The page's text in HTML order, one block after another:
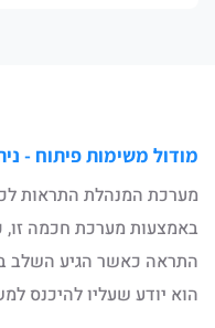
מודול משימות פיתוח -
מערכת המנהלת התראות
באמצעות מערכת חכמה
התראה כאשר הגיע השלב
הוא יודע שעליו להיכנס